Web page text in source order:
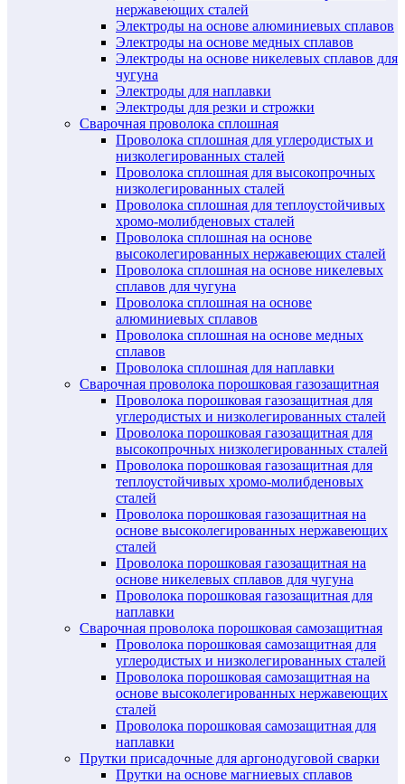
нержавеющих сталей
Электроды на основе алюминиевых сплавов
Электроды на основе медных сплавов
Электроды на основе никелевых сплавов для
чугуна
Электроды для наплавки
Электроды для резки и строжки
Сварочная проволока сплошная
Проволока сплошная для углеродистых и
низколегированных сталей
Проволока сплошная для высокопрочных
низколегированных сталей
Проволока сплошная для теплоустойчивых
хромо-молибденовых сталей
Проволока сплошная на основе
высоколегированных нержавеющих сталей
Проволока сплошная на основе никелевых
сплавов для чугуна
Проволока сплошная на основе
алюминиевых сплавов
Проволока сплошная на основе медных
сплавов
Проволока сплошная для наплавки
Сварочная проволока порошковая газозащитная
Проволока порошковая газозащитная для
углеродистых и низколегированных сталей
Проволока порошковая газозащитная для
высокопрочных низколегированных сталей
Проволока порошковая газозащитная для
теплоустойчивых хромо-молибденовых
сталей
Проволока порошковая газозащитная на
основе высоколегированных нержавеющих
сталей
Проволока порошковая газозащитная на
основе никелевых сплавов для чугуна
Проволока порошковая газозащитная для
наплавки
Сварочная проволока порошковая самозащитная
Проволока порошковая самозащитная для
углеродистых и низколегированных сталей
Проволока порошковая самозащитная на
основе высоколегированных нержавеющих
сталей
Проволока порошковая самозащитная для
наплавки
Прутки присадочные для аргонодуговой сварки
Прутки на основе магниевых сплавов